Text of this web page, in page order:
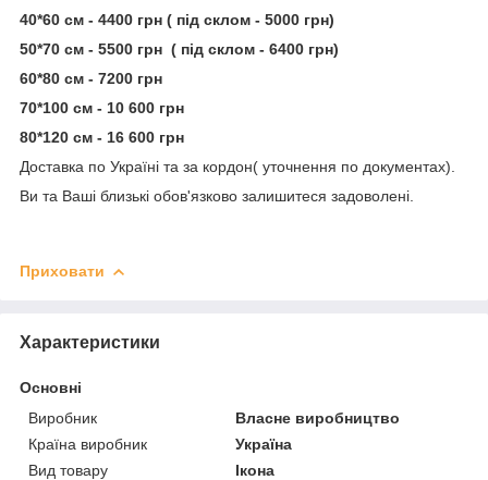
40*60 см - 4400 грн ( під склом - 5000 грн)
50*70 см - 5500 грн ( під склом - 6400 грн)
60*80 см - 7200 грн
70*100 см - 10 600 грн
80*120 см - 16 600 грн
Доставка по Україні та за кордон( уточнення по документах).
Ви та Ваші близькі обов'язково залишитеся задоволені.
Приховати
Характеристики
Основні
Виробник
Власне виробництво
Країна виробник
Україна
Вид товару
Ікона